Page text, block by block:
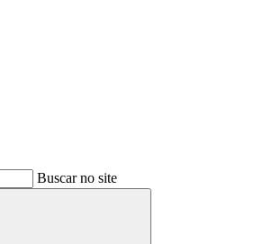
Buscar no site